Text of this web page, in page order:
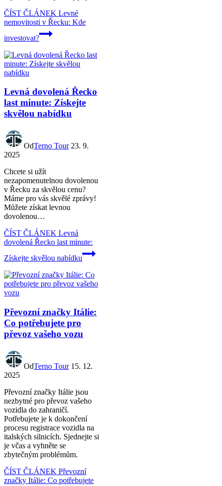
ČÍST ČLÁNEK Levné
nemovitosti v Řecku: Kde
investovat?
Levná dovolená Řecko
last minute: Získejte
skvělou nabídku
OdTerno Tour 23. 9.
2025
Chcete si užít
nezapomenutelnou dovolenou
v Řecku za skvělou cenu?
Máme pro vás skvělé zprávy!
Můžete získat levnou
dovolenou…
ČÍST ČLÁNEK Levná
dovolená Řecko last minute:
Získejte skvělou nabídku
Převozní značky Itálie:
Co potřebujete pro
převoz vašeho vozu
OdTerno Tour 15. 12.
2025
Převozní značky Itálie jsou
nezbytné pro převoz vašeho
vozidla do zahraničí.
Potřebujete je k dokončení
procesu registrace vozidla na
italských silnicích. Sjednejte si
je včas a vyhněte se
zbytečným problémům.
ČÍST ČLÁNEK Převozní
značky Itálie: Co potřebujete